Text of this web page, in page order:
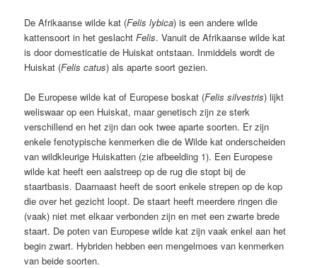
De Afrikaanse wilde kat (Felis lybica) is een andere wilde
kattensoort in het geslachtFelis. Vanuit de Afrikaanse wilde kat
is door domesticatie de Huiskat ontstaan. Inmiddels wordt de
Huiskat (Felis catus) als aparte soort gezien.
De Europese wilde kat of Europese boskat (Felis silvestris) lijkt
weliswaar op een Huiskat, maar genetisch zijn ze sterk
verschillend en het zijn dan ook twee aparte soorten. Er zijn
enkele fenotypische kenmerken die de Wilde kat onderscheiden
van wildkleurige Huiskatten (zie afbeelding 1). Een Europese
wilde kat heeft een aalstreep op de rug die stopt bij de
staartbasis. Daarnaast heeft de soort enkele strepen op de kop
die over het gezicht loopt. De staart heeft meerdere ringen die
(vaak) niet met elkaar verbonden zijn en met een zwarte brede
staart. De poten van Europese wilde kat zijn vaak enkel aan het
begin zwart. Hybriden hebben een mengelmoes van kenmerken
van beide soorten.